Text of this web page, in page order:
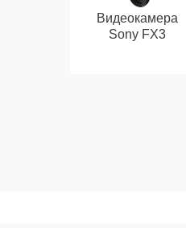
Видеокамера
Sony FX3